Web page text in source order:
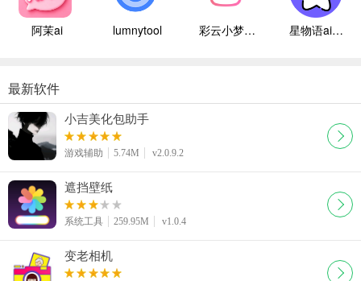
阿茉ai lumnytool 彩云小梦国际版 星物语ai聊天
最新软件
小吉美化包助手
游戏辅助 5.74M v2.0.9.2
遮挡壁纸
系统工具 259.95M v1.0.4
变老相机